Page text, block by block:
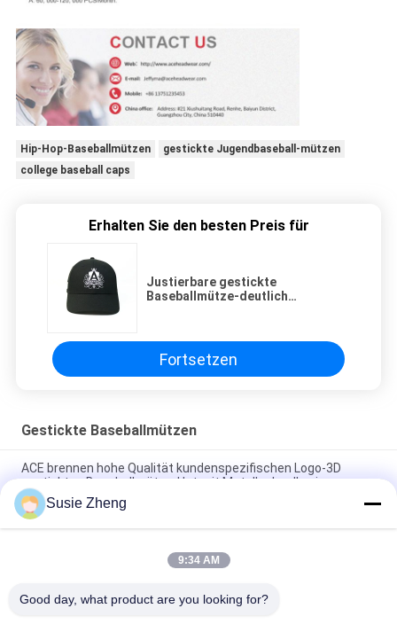
Hip-Hop-Baseballmützen
gestickte Jugendbaseball-mützen
college baseball caps
Erhalten Sie den besten Preis für
Justierbare gestickte
Baseballmütze-deutlich
Fortsetzen
Gestickte Baseballmützen
ACE brennen hohe Qualität kundenspezifischen Logo-3D
gestickten Baseballmütze-Hut mit Metallschnalle ein
Platten-Baseballmütze-fester klassischer sechs Platten-
unstrukturierter Vati-Hut 100% des Polyester-6
Fernlastfahrer gebogene Platten-Vati-Kappe des Rand-sechs
Susie Zheng
9:34 AM
Good day, what product are you looking for?